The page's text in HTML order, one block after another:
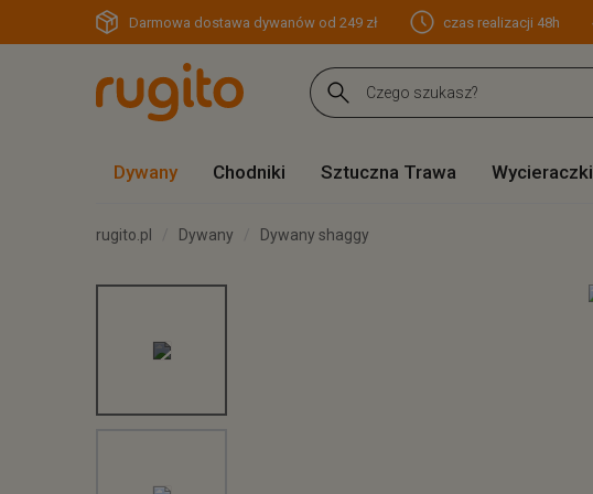
Darmowa dostawa dywanów od 249 zł czas realizacji 48h
Dywany Chodniki Sztuczna Trawa Wycieraczki
rugito.pl Dywany
Dywany shaggy